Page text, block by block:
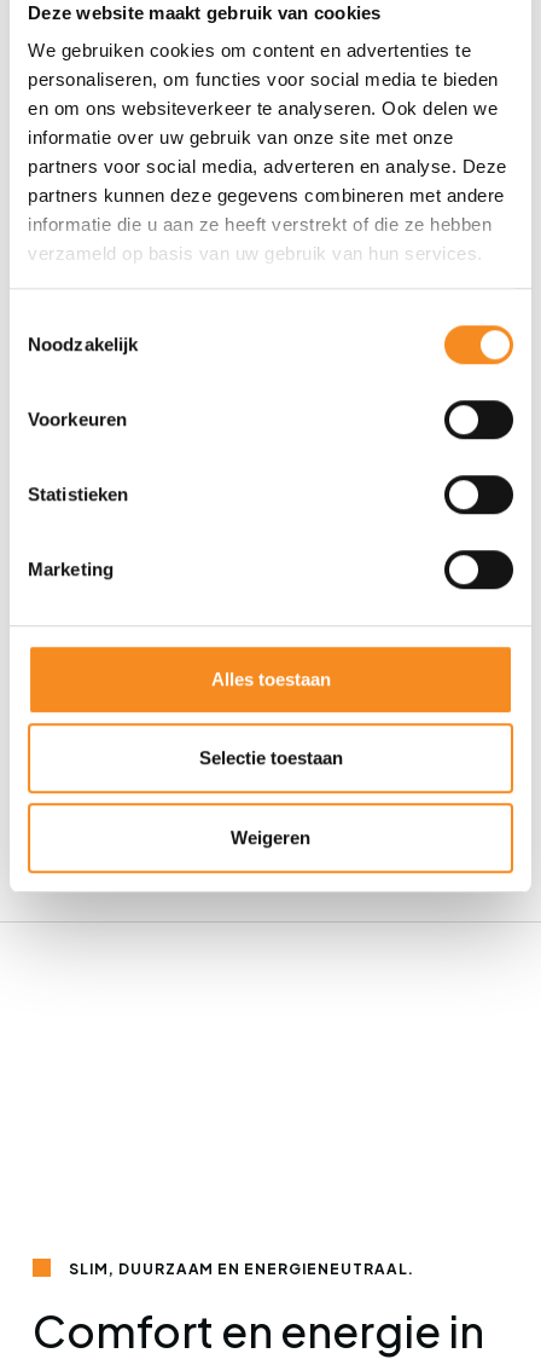
Deze website maakt gebruik van cookies
We gebruiken cookies om content en advertenties te
personaliseren, om functies voor social media te bieden
en om ons websiteverkeer te analyseren. Ook delen we
informatie over uw gebruik van onze site met onze
partners voor social media, adverteren en analyse. Deze
partners kunnen deze gegevens combineren met andere
informatie die u aan ze heeft verstrekt of die ze hebben
verzameld op basis van uw gebruik van hun services.
Noodzakelijk
Voorkeuren
Statistieken
Marketing
Alles toestaan
Selectie toestaan
Weigeren
speerpunten zijn klant- en marktgericht
bouwen en het zorgvuldig invullen van een
effectief ruimtegebruik van de beschikbare
bouwlocaties.
SLIM, DUURZAAM EN ENERGIENEUTRAAL.
Comfort en energie in